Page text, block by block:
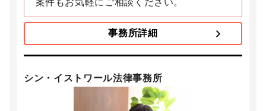
事務所詳細
シン・イストワール法律事務所